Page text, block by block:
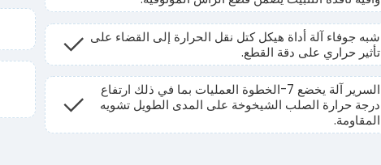
شبه جوفاء آلة أداة هيكل كتل نقل الحرارة إلى القضاء على
تأثير حراري على دقة القطع.
السرير آلة يخضع 7-الخطوة العمليات بما في ذلك ارتفاع
درجة حرارة الصلب الشيخوخة على المدى الطويل تشويه
المقاومة.